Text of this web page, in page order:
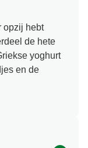
opzij hebt
de hete
yoghurt
en de